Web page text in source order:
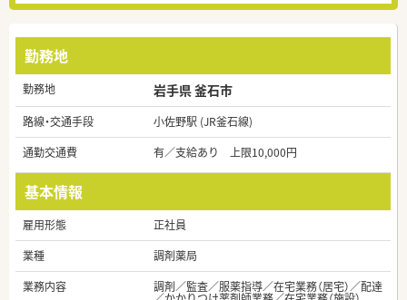
勤務地
勤務地 岩手県 釜石市
路線・交通手段
小佐野駅 (JR釜石線)
通勤交通費
有／支給あり 上限10,000円
基本情報
雇用形態
正社員
業種
調剤薬局
業務内容
調剤／監査／服薬指導／在宅業務（居宅）／配達